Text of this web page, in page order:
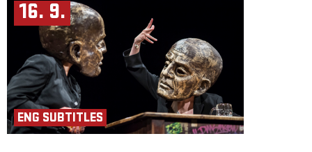
16. 9.
ENG SUBTITLES